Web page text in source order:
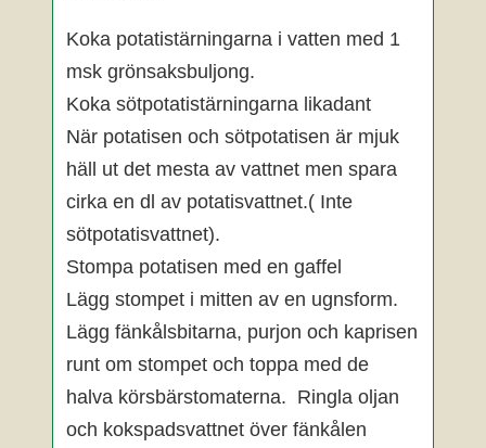
Koka potatistärningarna i vatten med 1
msk grönsaksbuljong.
Koka sötpotatistärningarna likadant
När potatisen och sötpotatisen är mjuk
häll ut det mesta av vattnet men spara
cirka en dl av potatisvattnet.( Inte
sötpotatisvattnet).
Stompa potatisen med en gaffel
Lägg stompet i mitten av en ugnsform.
Lägg fänkålsbitarna, purjon och kaprisen
runt om stompet och toppa med de
halva körsbärstomaterna. Ringla oljan
och kokspadsvattnet över fänkålen